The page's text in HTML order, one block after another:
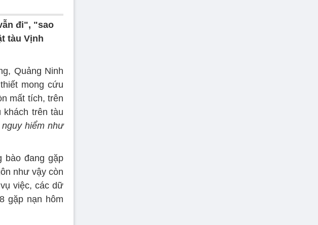
đi", "sao
tàu Vịnh
Quảng Ninh
mong cứu
mất tích, trên
trên tàu
nguy hiểm như
bào đang gặp
như vậy còn
việc, các dữ
gặp nạn hôm